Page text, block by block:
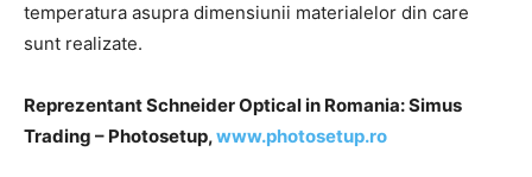
temperatura asupra dimensiunii materialelor din care
sunt realizate.
Reprezentant Schneider Optical in Romania: Simus
Trading – Photosetup,www.photosetup.ro